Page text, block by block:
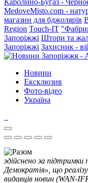
Каролино-Бугаз -
MedoveMisto.com -
магазин для бджолярів
Region Touch-IT
Запоріжжі Штори та
Запоріжжі Захисник -
Новини
Ексклюзив
Фото-відео
Україна
здійснено за
Демократія», що
видавців новин (WAN-